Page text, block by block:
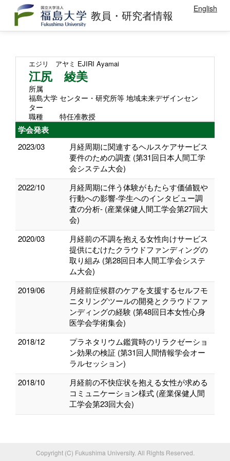
教員・研究者情報 English
エジリ アヤミ EJIRI Ayamai
江尻 綾美
所属
福島大学 センター・研究所等 地域未来デザインセン
ター
職種
特任准教授
学会発表
2023/03
月経周期に関連するヘルスケアサービス
要件のための調査 (第31回日本人間工学
会システム大会)
2022/10
月経周期に伴う体験がもたらす価値観や
行動への影響-学生へのインタビュー調
査の分析- (産業保健人間工学会第27回大
会)
2020/03
月経前の不調を抱える女性向けサービス
提供にむけたクラウドファンディングの
取り組み (第28回日本人間工学会システ
ム大会)
2019/06
月経前症候群のケアを支援するセルフモ
ニタリングツールの開発とクラウドファ
ンディングの経験 (第48回日本女性心身
医学会学術集会)
2018/12
プラネタリウム鑑賞時のリラクゼーショ
ン効果の検証 (第31回人間情報学会オー
ラルセッション)
2018/10
月経前の不快症状を抱える女性が求める
コミュニケーション様式 (産業保健人間
工学会第23回大会)
Copyright (C) Fukushima University. All Rights Reserved.